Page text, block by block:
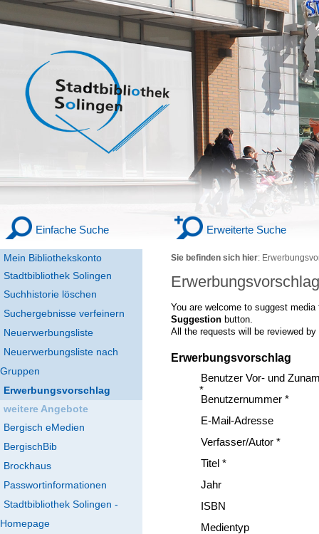
Mein Bibliothekskonto
Stadtbibliothek Solingen
Einfache Suche Erweiterte Suche
Suchhistorie löschen
Suchergebnisse verfeinern
Neuerwerbungsliste
Neuerwerbungsliste nach
Gruppen
Erwerbungsvorschlag
weitere Angebote
Bergisch eMedien
BergischBib
Brockhaus
Passwortinformationen
Stadtbibliothek Solingen -
Homepage
Sie befinden sich hier:
Erwerbungsvorschlag
You are welcome to suggest
Suggestion button.
All the requests will be reviewed
Erwerbungsvorschlag
Benutzer Vor- und
*
Benutzernummer *
E-Mail-Adresse
Verfasser/Autor *
Titel *
Jahr
ISBN
Medientyp